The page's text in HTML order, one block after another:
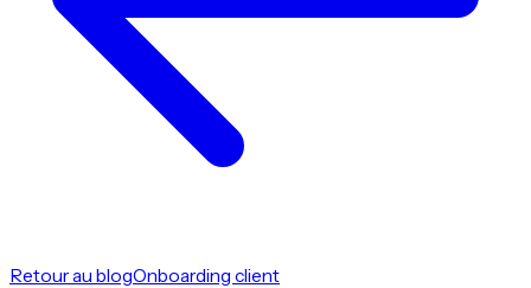
Retour au blogOnboarding client